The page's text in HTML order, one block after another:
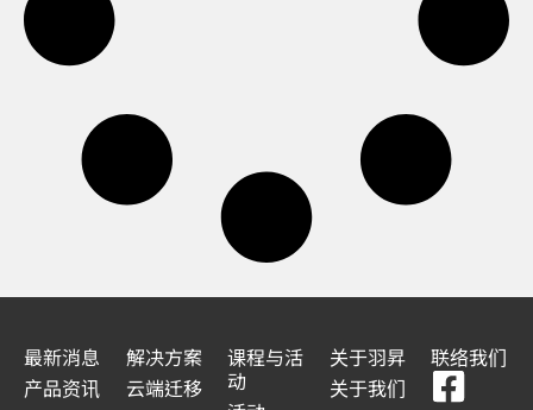
最新消息
产品资讯
解决方案
云端迁移
课程与活
动
关于羽昇
关于我们
联络我们
F
Y
L
L